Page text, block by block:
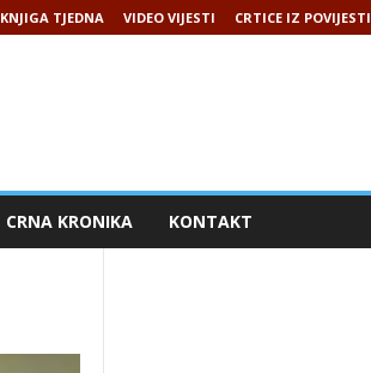
KNJIGA TJEDNA VIDEO VIJESTI CRTICE IZ POVIJESTI
CRNA KRONIKA KONTAKT